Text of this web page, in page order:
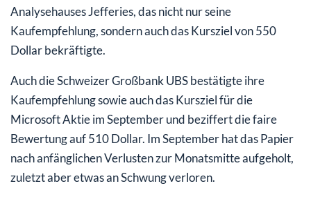
Analysehauses Jefferies, das nicht nur seine
Kaufempfehlung, sondern auch das Kursziel von 550
Dollar bekräftigte.
Auch die Schweizer Großbank UBS bestätigte ihre
Kaufempfehlung sowie auch das Kursziel für die
Microsoft Aktie im September und beziffert die faire
Bewertung auf 510 Dollar. Im September hat das Papier
nach anfänglichen Verlusten zur Monatsmitte aufgeholt,
zuletzt aber etwas an Schwung verloren.